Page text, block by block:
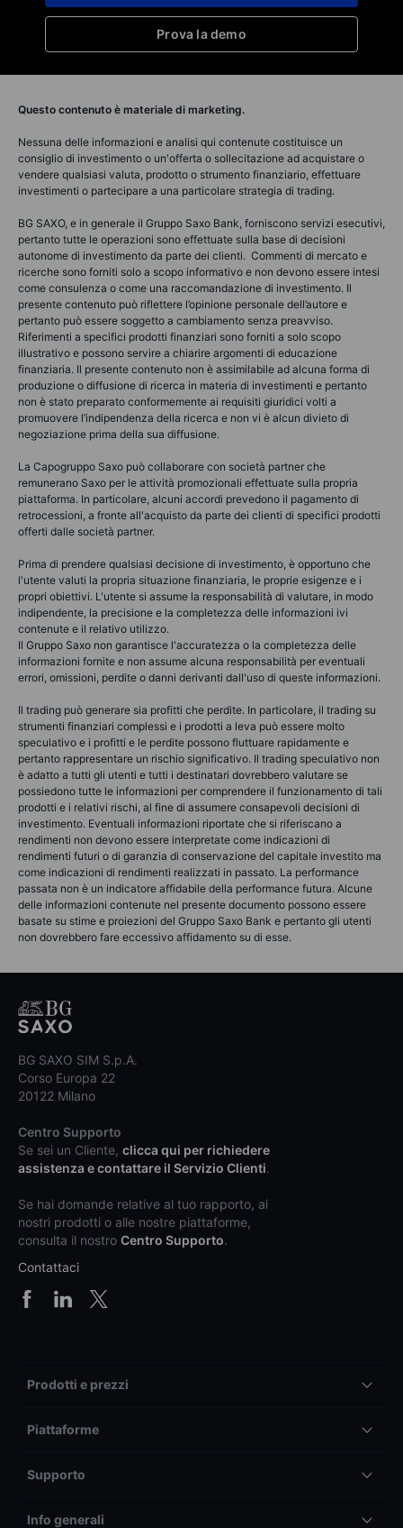
Prova la demo
Questo contenuto è materiale di marketing.
Nessuna delle informazioni e analisi qui contenute costituisce un
consiglio di investimento o un'offerta o sollecitazione ad acquistare o
vendere qualsiasi valuta, prodotto o strumento finanziario, effettuare
investimenti o partecipare a una particolare strategia di trading.
BG SAXO, e in generale il Gruppo Saxo Bank, forniscono servizi esecutivi,
pertanto tutte le operazioni sono effettuate sulla base di decisioni
autonome di investimento da parte dei clienti. Commenti di mercato e
ricerche sono forniti solo a scopo informativo e non devono essere intesi
come consulenza o come una raccomandazione di investimento. Il
presente contenuto può riflettere l’opinione personale dell’autore e
pertanto può essere soggetto a cambiamento senza preavviso.
Riferimenti a specifici prodotti finanziari sono forniti a solo scopo
illustrativo e possono servire a chiarire argomenti di educazione
finanziaria. Il presente contenuto non è assimilabile ad alcuna forma di
produzione o diffusione di ricerca in materia di investimenti e pertanto
non è stato preparato conformemente ai requisiti giuridici volti a
promuovere l’indipendenza della ricerca e non vi è alcun divieto di
negoziazione prima della sua diffusione.
La Capogruppo Saxo può collaborare con società partner che
remunerano Saxo per le attività promozionali effettuate sulla propria
piattaforma. In particolare, alcuni accordi prevedono il pagamento di
retrocessioni, a fronte all'acquisto da parte dei clienti di specifici prodotti
offerti dalle società partner.
Prima di prendere qualsiasi decisione di investimento, è opportuno che
l'utente valuti la propria situazione finanziaria, le proprie esigenze e i
propri obiettivi. L'utente si assume la responsabilità di valutare, in modo
indipendente, la precisione e la completezza delle informazioni ivi
contenute e il relativo utilizzo.
Il Gruppo Saxo non garantisce l'accuratezza o la completezza delle
informazioni fornite e non assume alcuna responsabilità per eventuali
errori, omissioni, perdite o danni derivanti dall'uso di queste informazioni.
Il trading può generare sia profitti che perdite. In particolare, il trading su
strumenti finanziari complessi e i prodotti a leva può essere molto
speculativo e i profitti e le perdite possono fluttuare rapidamente e
pertanto rappresentare un rischio significativo. Il trading speculativo non
è adatto a tutti gli utenti e tutti i destinatari dovrebbero valutare se
possiedono tutte le informazioni per comprendere il funzionamento di tali
prodotti e i relativi rischi, al fine di assumere consapevoli decisioni di
investimento. Eventuali informazioni riportate che si riferiscano a
rendimenti non devono essere interpretate come indicazioni di
rendimenti futuri o di garanzia di conservazione del capitale investito ma
come indicazioni di rendimenti realizzati in passato. La performance
passata non è un indicatore affidabile della performance futura. Alcune
delle informazioni contenute nel presente documento possono essere
basate su stime e proiezioni del Gruppo Saxo Bank e pertanto gli utenti
non dovrebbero fare eccessivo affidamento su di esse.
BG SAXO SIM S.p.A.
Corso Europa 22
20122 Milano
Centro Supporto
Se sei un Cliente, clicca qui per richiedere
assistenza e contattare il Servizio Clienti.
Se hai domande relative al tuo rapporto, ai
nostri prodotti o alle nostre piattaforme,
consulta il nostro Centro Supporto.
Contattaci
Prodotti e prezzi
Piattaforme
Supporto
Info generali